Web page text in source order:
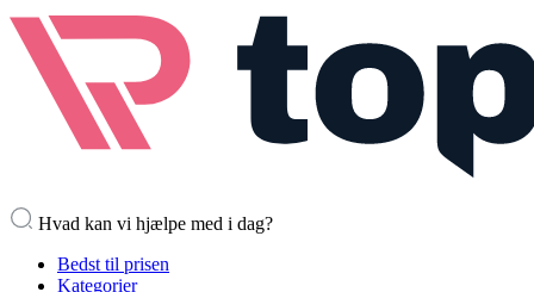
Hvad kan vi hjælpe med i dag?
Bedst til prisen
Kategorier